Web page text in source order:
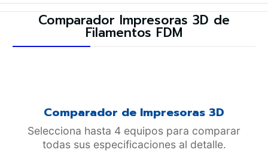
Comparador Impresoras 3D de
Filamentos FDM
Comparador de Impresoras 3D
Selecciona hasta 4 equipos para comparar
todas sus especificaciones al detalle.